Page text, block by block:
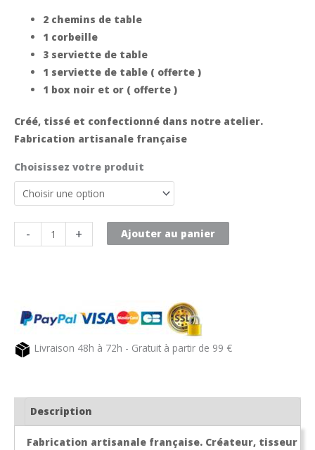
2 chemins de table
1 corbeille
3 serviette de table
1 serviette de table ( offerte )
1 box noir et or ( offerte )
Créé, tissé et confectionné dans notre atelier.
Fabrication artisanale française
Choisissez votre produit
-
de
pour
table
+ Ajouter au panier
Livraison 48h à 72h - Gratuit à partir de 99 €
Description
Fabrication artisanale française. Créateur, tisseur